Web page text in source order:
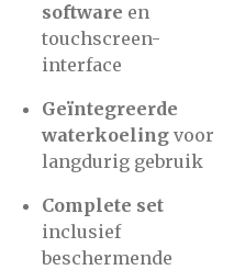
software en
touchscreen-
interface
Geïntegreerde
waterkoeling voor
langdurig gebruik
Complete set
inclusief
beschermende